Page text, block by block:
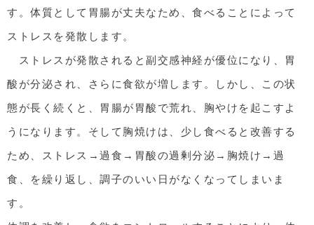
す。体質として胃腸が丈夫なため、食べることによって
ストレスを発散します。
ストレスが発散されると副交感神経が優位になり、胃
酸が分泌され、さらに食欲が増します。しかし、この状
態が長く続くと、胃腸が胃酸で荒れ、胸やけを起こすよ
うになります。そして胸焼けは、少し食べると改善する
ため、ストレス→過食→胃酸の過剰分泌→胸焼け→過
食、を繰り返し、調子のいい日がなくなってしまいま
す。